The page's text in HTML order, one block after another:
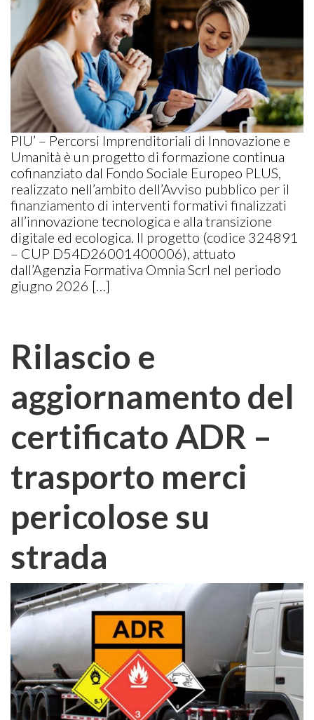
PIU’ – Percorsi Imprenditoriali di Innovazione e
Umanità è un progetto di formazione continua
cofinanziato dal Fondo Sociale Europeo PLUS,
realizzato nell’ambito dell’Avviso pubblico per il
finanziamento di interventi formativi finalizzati
all’innovazione tecnologica e alla transizione
digitale ed ecologica. Il progetto (codice 324891
– CUP D54D26001400006), attuato
dall’Agenzia Formativa Omnia Scrl nel periodo
giugno 2026 […]
Rilascio e
aggiornamento del
certificato ADR –
trasporto merci
pericolose su
strada